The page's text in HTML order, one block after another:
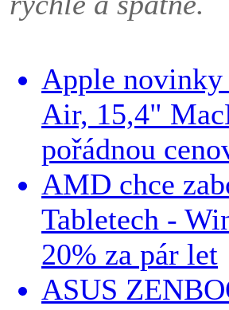
Apple
Air, 15,4"
pořádnou
AMD chce
Tabletech -
20% za pár let
ASUS